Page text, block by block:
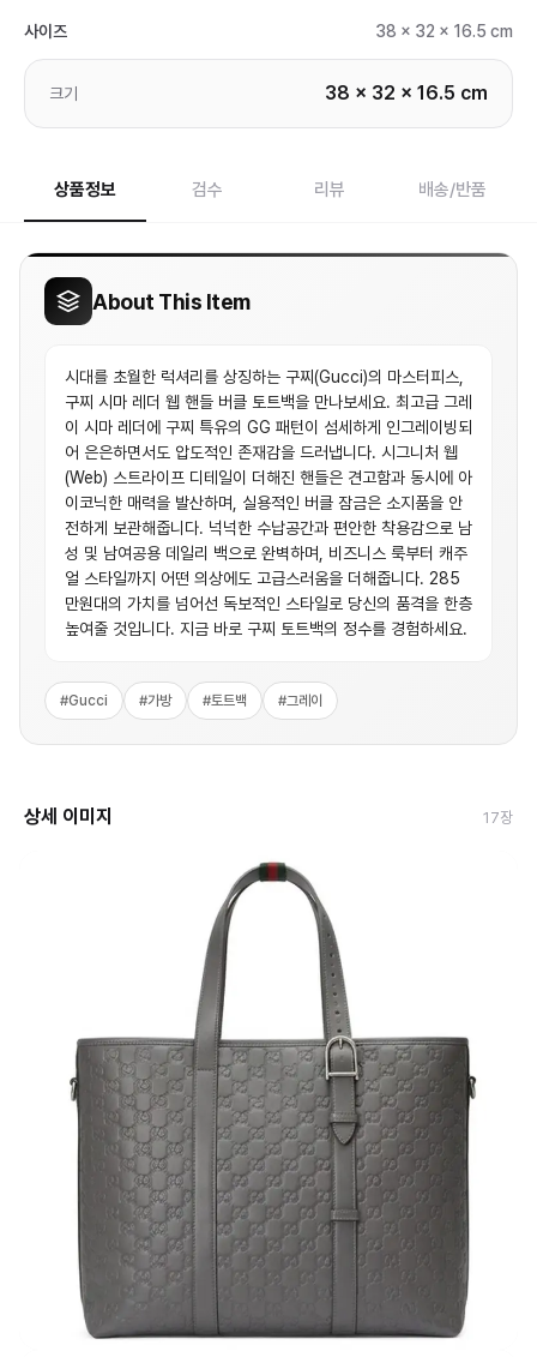
사이즈 38 x 32 x 16.5 cm
크기 38 x 32 x 16.5 cm
상품정보 검수 리뷰 배송/반품
About This Item
시대를 초월한 럭셔리를 상징하는 구찌(Gucci)의 마스터피스,
구찌 시마 레더 웹 핸들 버클 토트백을 만나보세요. 최고급 그레
이 시마 레더에 구찌 특유의 GG 패턴이 섬세하게 인그레이빙되
어 은은하면서도 압도적인 존재감을 드러냅니다. 시그니처 웹
(Web) 스트라이프 디테일이 더해진 핸들은 견고함과 동시에 아
이코닉한 매력을 발산하며, 실용적인 버클 잠금은 소지품을 안
전하게 보관해줍니다. 넉넉한 수납공간과 편안한 착용감으로 남
성 및 남여공용 데일리 백으로 완벽하며, 비즈니스 룩부터 캐주
얼 스타일까지 어떤 의상에도 고급스러움을 더해줍니다. 285
만원대의 가치를 넘어선 독보적인 스타일로 당신의 품격을 한층
높여줄 것입니다. 지금 바로 구찌 토트백의 정수를 경험하세요.
#Gucci #가방 #토트백 #그레이
상세 이미지 17장